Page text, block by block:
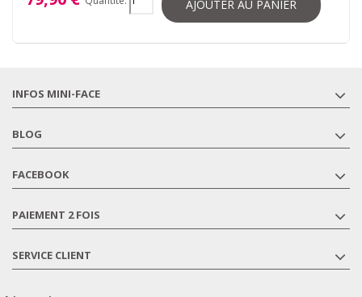
AJOUTER AU PANIER
INFOS MINI-FACE
BLOG
FACEBOOK
PAIEMENT 2 FOIS
SERVICE CLIENT